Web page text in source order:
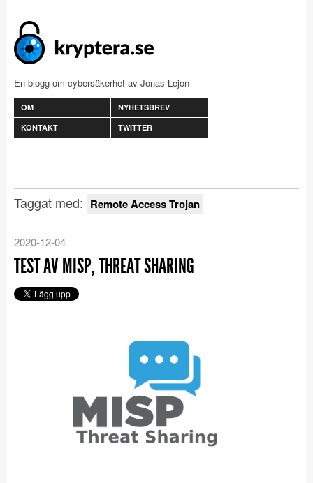
En blogg om cybersäkerhet av Jonas Lejon
OM
NYHETSBREV
KONTAKT
TWITTER
Taggat med: Remote Access Trojan
2020-12-04
TEST AV MISP, THREAT SHARING